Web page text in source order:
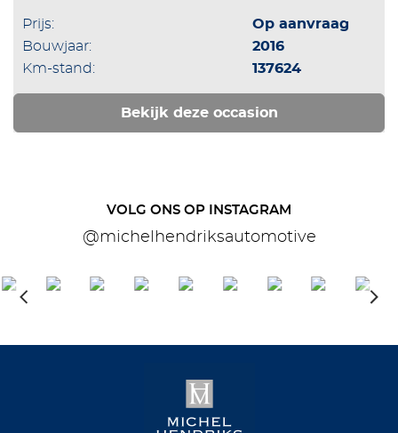
Prijs:
Op aanvraag
Bouwjaar:
2016
Km-stand:
137624
Bekijk deze occasion
VOLG ONS OP INSTAGRAM
@michelhendriksautomotive